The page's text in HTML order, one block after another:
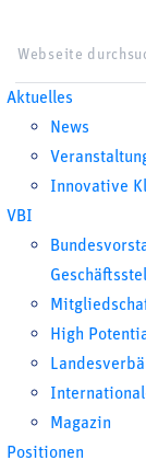
Aktuelles
News
Innovative
VBI
High
Magazin
Positionen